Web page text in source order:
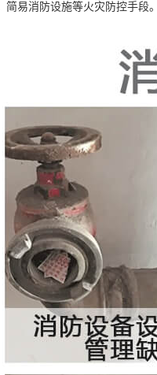
简易消防设施等火灾防控手段。